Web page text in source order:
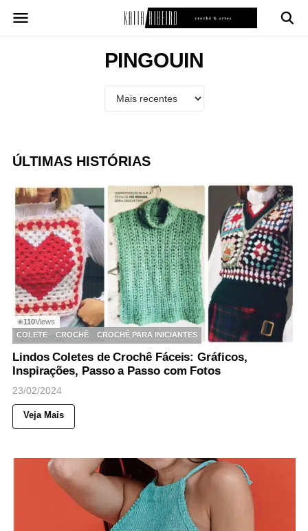
para
PINGOUIN
ÚLTIMAS HISTÓRIAS
◉110Views
COLETE
CROCHÊ CROCHÊ PARA INICIANTES
Lindos Coletes de Crochê Fáceis: Gráficos,
Inspirações, Passo a Passo com Fotos
23/02/2024
Veja Mais